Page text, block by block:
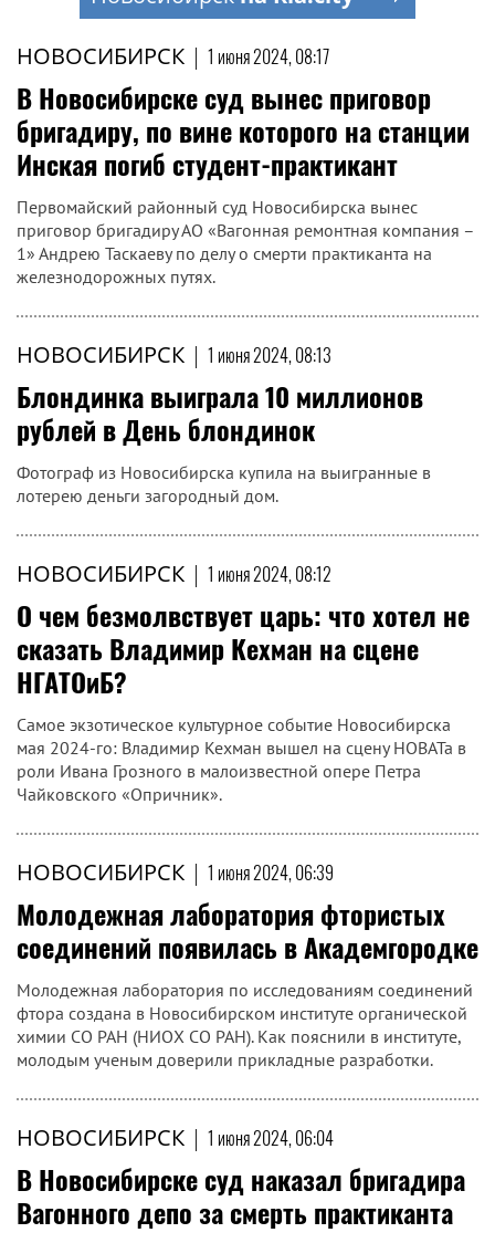
НОВОСИБИРСК | 1 июня 2024, 08:17
В Новосибирске суд вынес приговор
бригадиру, по вине которого на станции
Инская погиб студент-практикант
Первомайский районный суд Новосибирска вынес
приговор бригадиру АО «Вагонная ремонтная компания –
1» Андрею Таскаеву по делу о смерти практиканта на
железнодорожных путях.
НОВОСИБИРСК | 1 июня 2024, 08:13
Блондинка выиграла 10 миллионов
рублей в День блондинок
Фотограф из Новосибирска купила на выигранные в
лотерею деньги загородный дом.
НОВОСИБИРСК | 1 июня 2024, 08:12
О чем безмолвствует царь: что хотел не
сказать Владимир Кехман на сцене
НГАТОиБ?
Самое экзотическое культурное событие Новосибирска
мая 2024-го: Владимир Кехман вышел на сцену НОВАТа в
роли Ивана Грозного в малоизвестной опере Петра
Чайковского «Опричник».
НОВОСИБИРСК | 1 июня 2024, 06:39
Молодежная лаборатория фтористых
соединений появилась в Академгородке
Молодежная лаборатория по исследованиям соединений
фтора создана в Новосибирском институте органической
химии СО РАН (НИОХ СО РАН). Как пояснили в институте,
молодым ученым доверили прикладные разработки.
НОВОСИБИРСК | 1 июня 2024, 06:04
В Новосибирске суд наказал бригадира
Вагонного депо за смерть практиканта